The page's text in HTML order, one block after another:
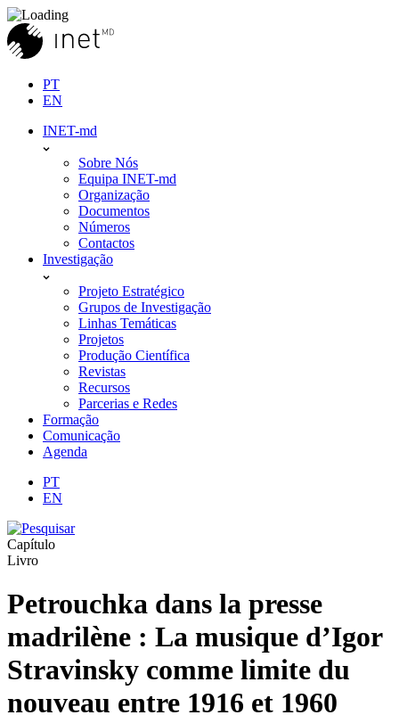
Skip
to
content
PT
EN
INET-md
Sobre Nós
Equipa INET-md
Organização
Documentos
Números
Contactos
Investigação
Projeto Estratégico
Grupos de Investigação
Linhas Temáticas
Projetos
Produção Científica
Revistas
Recursos
Parcerias e Redes
Formação
Comunicação
Agenda
PT
EN
Capítulo
Livro
Petrouchka dans la presse
madrilène : La musique d’Igor
Stravinsky comme limite du
nouveau entre 1916 et 1960